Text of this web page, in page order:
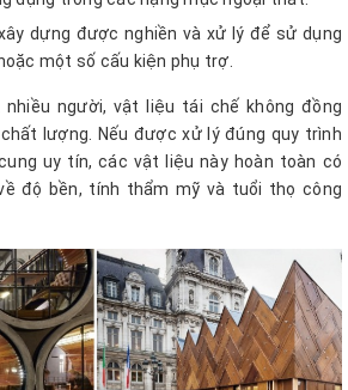
dựng được nghiền và xử lý để sử dụng
một số cấu kiện phụ trợ.
nhiều người, vật liệu tái chế không đồng
lượng. Nếu được xử lý đúng quy trình
uy tín, các vật liệu này hoàn toàn có
độ bền, tính thẩm mỹ và tuổi thọ công